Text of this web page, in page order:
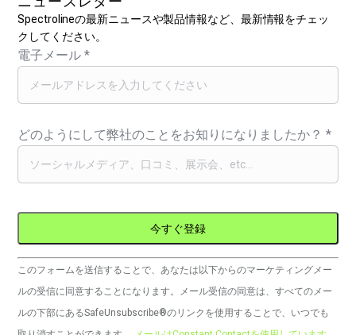
Spectrolineの最新ニュースや製品情報など、最新情報をチェッ
クしてください。
電子メール*
どのようにして弊社のことをお知りになりましたか？*
コ
ン
ス
タ
このフォームを送信することで、あなたは以下からのマーケティングメー
ルの受信に同意することになります。メール受信の同意は、すべてのメー
ルの下部にあるSafeUnsubscribe®のリンクを使用することで、いつでも